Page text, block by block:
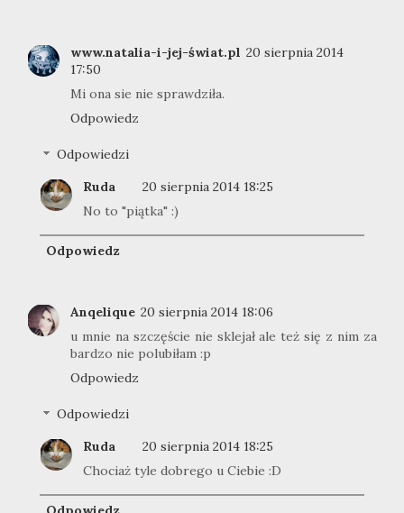
www.natalia-i-jej-świat.pl 20 sierpnia 2014
17:50
Mi ona sie nie sprawdziła.
Odpowiedz
Odpowiedzi
Ruda
20 sierpnia 2014 18:25
No to "piątka" :)
Odpowiedz
Anqelique 20 sierpnia 2014 18:06
u mnie na szczęście nie sklejał ale też się z nim za
bardzo nie polubiłam :p
Odpowiedz
Odpowiedzi
Ruda
20 sierpnia 2014 18:25
Chociaż tyle dobrego u Ciebie :D